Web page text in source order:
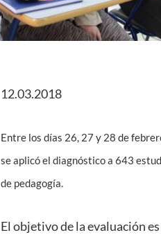
12.03.2018
Entre los días 26, 27 y 28 de
se aplicó el diagnóstico a 643
de pedagogía.
El objetivo de la evaluación